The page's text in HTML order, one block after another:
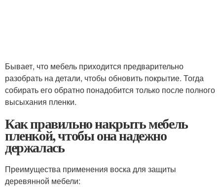
Бывает, что мебель приходится предварительно
разобрать на детали, чтобы обновить покрытие. Тогда
собирать его обратно понадобится только после полного
высыхания пленки.
Как правильно накрыть мебель
пленкой, чтобы она надежно
держалась
Преимущества применения воска для защиты
деревянной мебели: